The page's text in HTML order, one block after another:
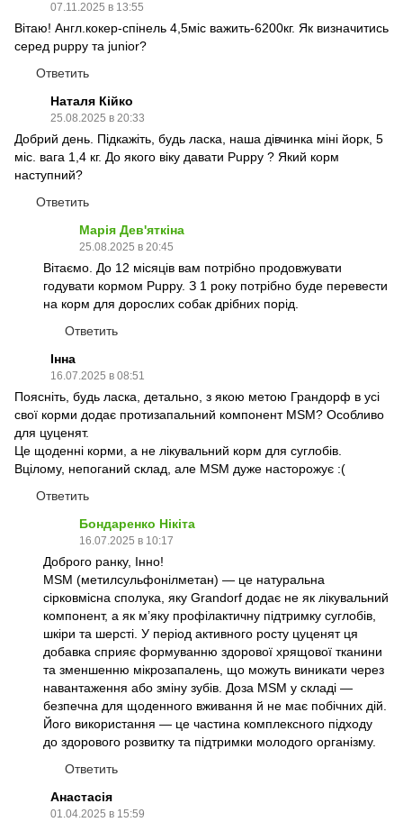
07.11.2025 в 13:55
Вітаю! Англ.кокер-спінель 4,5міс важить-6200кг. Як визначитись
серед puppy та junior?
Ответить
Наталя Кійко
25.08.2025 в 20:33
Добрий день. Підкажіть, будь ласка, наша дівчинка міні йорк, 5
міс. вага 1,4 кг. До якого віку давати Puppy ? Який корм
наступний?
Ответить
Марія Дев'яткіна
25.08.2025 в 20:45
Вітаємо. До 12 місяців вам потрібно продовжувати
годувати кормом Puppy. З 1 року потрібно буде перевести
на корм для дорослих собак дрібних порід.
Ответить
Інна
16.07.2025 в 08:51
Поясніть, будь ласка, детально, з якою метою Грандорф в усі
свої корми додає протизапальний компонент MSM? Особливо
для цуценят.
Це щоденні корми, а не лікувальний корм для суглобів.
Вцілому, непоганий склад, але MSM дуже насторожує :(
Ответить
Бондаренко Нікіта
16.07.2025 в 10:17
Доброго ранку, Інно!
MSM (метилсульфонілметан) — це натуральна
сірковмісна сполука, яку Grandorf додає не як лікувальний
компонент, а як м’яку профілактичну підтримку суглобів,
шкіри та шерсті. У період активного росту цуценят ця
добавка сприяє формуванню здорової хрящової тканини
та зменшенню мікрозапалень, що можуть виникати через
навантаження або зміну зубів. Доза MSM у складі —
безпечна для щоденного вживання й не має побічних дій.
Його використання — це частина комплексного підходу
до здорового розвитку та підтримки молодого організму.
Ответить
Анастасія
01.04.2025 в 15:59